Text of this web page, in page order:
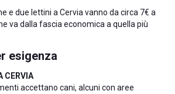
e due lettini a Cervia vanno da circa 7€ a
va dalla fascia economica a quella più
esigenza
CERVIA
accettano cani, alcuni con aree